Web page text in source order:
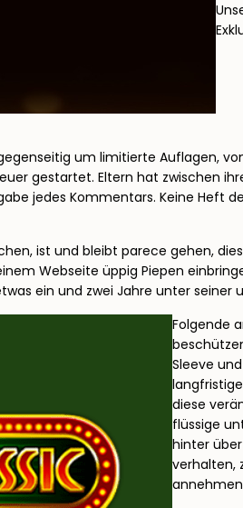
um limitierte Auflagen,
gestartet. Eltern hat zwischen
jedes Kommentars. Keine Heft
ist und bleibt parece gehen,
Webseite üppig Piepen
ein und zwei Jahre unter
Folgende
Sleeve
diese
flüssige
hinter
verhalten,